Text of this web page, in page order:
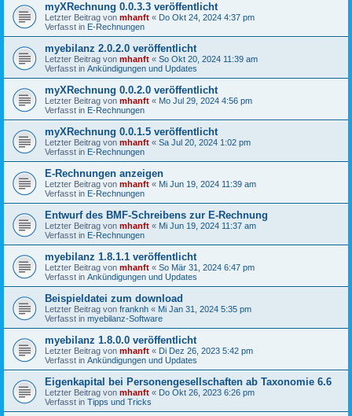
myXRechnung 0.0.3.3 veröffentlicht
Letzter Beitrag von mhanft « Do Okt 24, 2024 4:37 pm
Verfasst in E-Rechnungen
myebilanz 2.0.2.0 veröffentlicht
Letzter Beitrag von mhanft « So Okt 20, 2024 11:39 am
Verfasst in Ankündigungen und Updates
myXRechnung 0.0.2.0 veröffentlicht
Letzter Beitrag von mhanft « Mo Jul 29, 2024 4:56 pm
Verfasst in E-Rechnungen
myXRechnung 0.0.1.5 veröffentlicht
Letzter Beitrag von mhanft « Sa Jul 20, 2024 1:02 pm
Verfasst in E-Rechnungen
E-Rechnungen anzeigen
Letzter Beitrag von mhanft « Mi Jun 19, 2024 11:39 am
Verfasst in E-Rechnungen
Entwurf des BMF-Schreibens zur E-Rechnung
Letzter Beitrag von mhanft « Mi Jun 19, 2024 11:37 am
Verfasst in E-Rechnungen
myebilanz 1.8.1.1 veröffentlicht
Letzter Beitrag von mhanft « So Mär 31, 2024 6:47 pm
Verfasst in Ankündigungen und Updates
Beispieldatei zum download
Letzter Beitrag von franknh « Mi Jan 31, 2024 5:35 pm
Verfasst in myebilanz-Software
myebilanz 1.8.0.0 veröffentlicht
Letzter Beitrag von mhanft « Di Dez 26, 2023 5:42 pm
Verfasst in Ankündigungen und Updates
Eigenkapital bei Personengesellschaften ab Taxonomie 6.6
Letzter Beitrag von mhanft « Do Okt 26, 2023 6:26 pm
Verfasst in Tipps und Tricks